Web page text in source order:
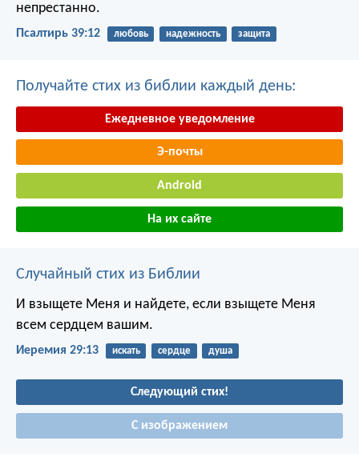
непрестанно.
Псалтирь 39:12 любовь надежность защита
Получайте стих из библии каждый день:
Ежедневное уведомление
Э-почты
Android
На их сайте
Случайный стих из Библии
И взыщете Меня и найдете, если взыщете Меня
всем сердцем вашим.
Иеремия 29:13 искать сердце душа
Следующий стих!
С изображением